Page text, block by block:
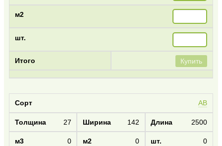
Купить
AB
27 142 2500
0 0 0